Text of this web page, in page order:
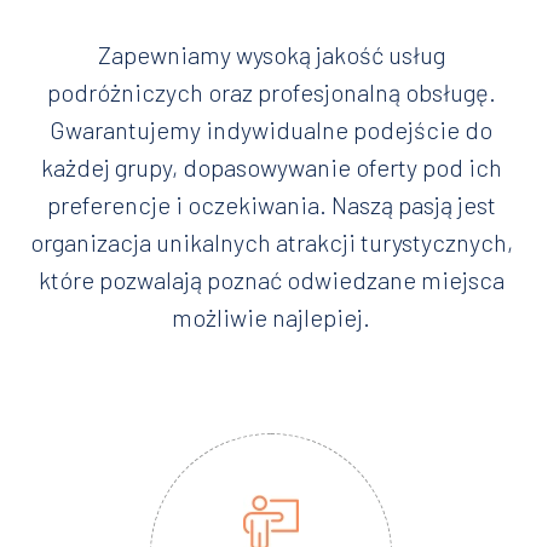
Zapewniamy wysoką jakość usług
podróżniczych oraz profesjonalną obsługę.
Gwarantujemy indywidualne podejście do
każdej grupy, dopasowywanie oferty pod ich
preferencje i oczekiwania. Naszą pasją jest
organizacja unikalnych atrakcji turystycznych,
które pozwalają poznać odwiedzane miejsca
możliwie najlepiej.